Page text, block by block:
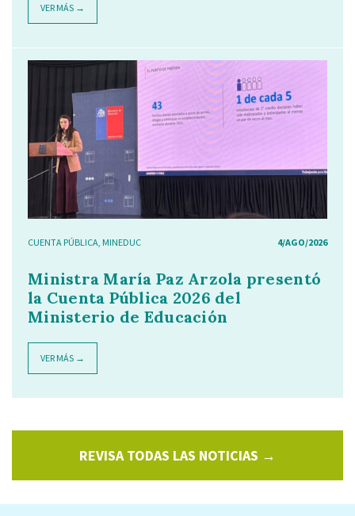
VER MÁS →
CUENTA PÚBLICA MINEDUC 4/AGO/2026
Ministra María Paz Arzola presentó
la Cuenta Pública 2026 del
Ministerio de Educación
VER MÁS →
REVISA TODAS LAS NOTICIAS →